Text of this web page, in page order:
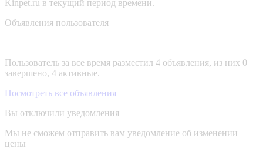
Kinpet.ru в текущий период времени.
Объявления пользователя
Пользователь за все время разместил 4 объявления, из них 0
завершено, 4 активные.
Посмотреть все объявления
Вы отключили уведомления
Мы не сможем отправить вам уведомление об изменении
цены